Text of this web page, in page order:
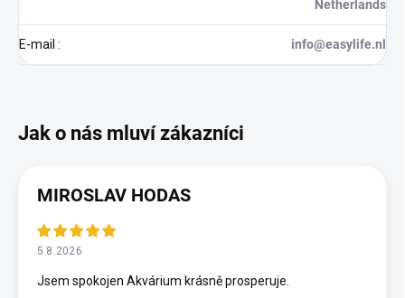
Netherlands
E-mail : info@easylife.nl
MIROSLAV HODAS
5.8.2026
Jsem spokojen Akvárium krásně prosperuje.